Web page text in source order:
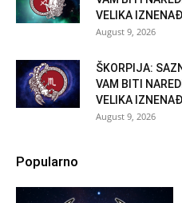
VELIKA
August 9, 2026
ŠKORPIJA:
VAM BITI
VELIKA
August 9, 2026
Popularno